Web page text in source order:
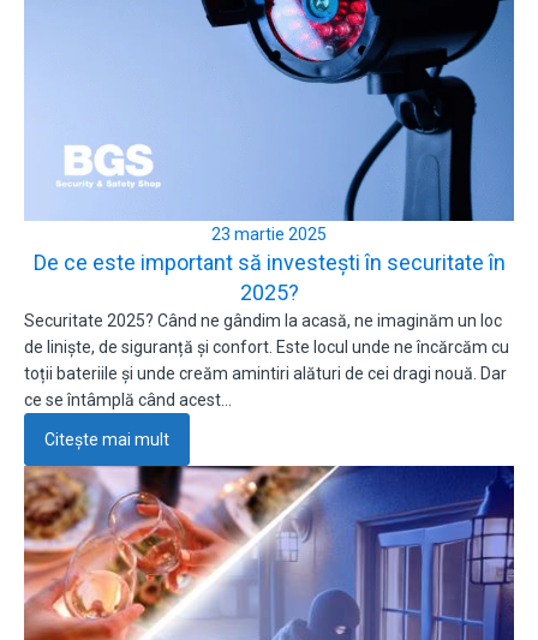
23 martie 2025
De ce este important să investești în securitate în
2025?
Securitate 2025? Când ne gândim la acasă, ne imaginăm un loc
de liniște, de siguranță și confort. Este locul unde ne încărcăm cu
toții bateriile și unde creăm amintiri alături de cei dragi nouă. Dar
ce se întâmplă când acest…
Citește mai mult